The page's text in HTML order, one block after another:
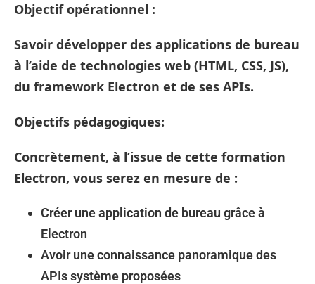
Objectif opérationnel :
Savoir développer des applications de bureau
à l’aide de technologies web (HTML, CSS, JS),
du framework Electron et de ses APIs.
Objectifs pédagogiques:
Concrètement, à l’issue de cette formation
Electron, vous serez en mesure de :
Créer une application de bureau grâce à
Electron
Avoir une connaissance panoramique des
APIs système proposées